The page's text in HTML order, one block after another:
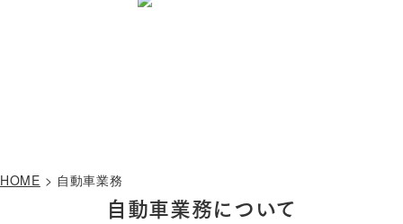
HOME > 自動車業務
自動車業務について